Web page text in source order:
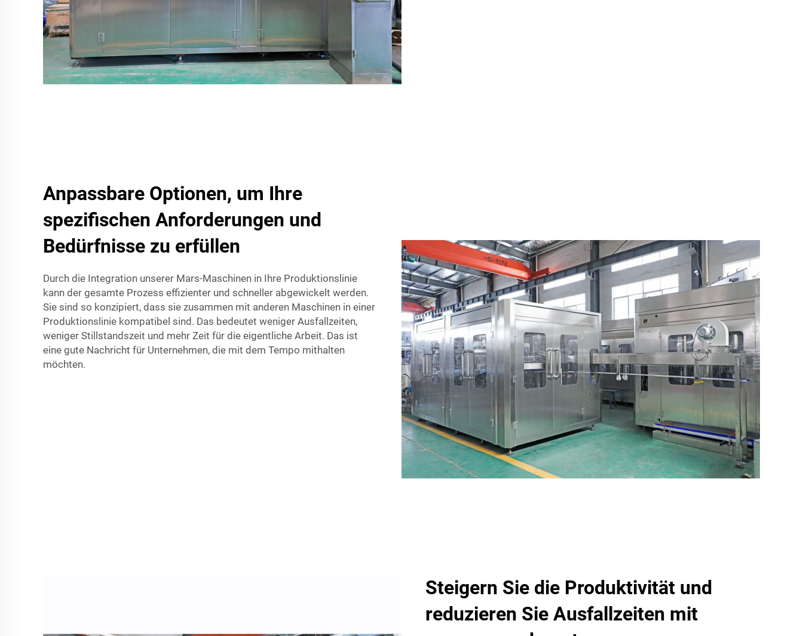
Anpassbare Optionen, um Ihre
spezifischen Anforderungen und
Bedürfnisse zu erfüllen
Durch die Integration unserer Mars-Maschinen in Ihre Produktionslinie
kann der gesamte Prozess effizienter und schneller abgewickelt werden.
Sie sind so konzipiert, dass sie zusammen mit anderen Maschinen in einer
Produktionslinie kompatibel sind. Das bedeutet weniger Ausfallzeiten,
weniger Stillstandszeit und mehr Zeit für die eigentliche Arbeit. Das ist
eine gute Nachricht für Unternehmen, die mit dem Tempo mithalten
möchten.
Steigern Sie die Produktivität und
reduzieren Sie Ausfallzeiten mit